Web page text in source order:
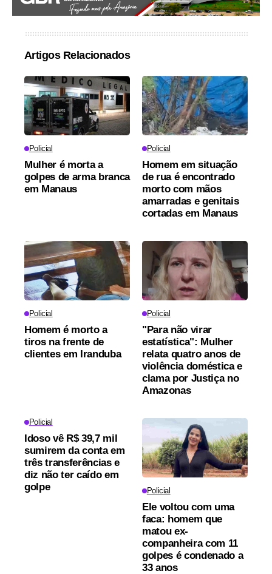
Artigos Relacionados
Policial
Mulher é morta a
golpes de arma branca
em Manaus
Policial
Homem em situação
de rua é encontrado
morto com mãos
amarradas e genitais
cortadas em Manaus
Policial
Homem é morto a
tiros na frente de
clientes em Iranduba
Policial
"Para não virar
estatística": Mulher
relata quatro anos de
violência doméstica e
clama por Justiça no
Amazonas
Policial
Idoso vê R$ 39,7 mil
sumirem da conta em
três transferências e
diz não ter caído em
golpe
Policial
Ele voltou com uma
faca: homem que
matou ex-
companheira com 11
golpes é condenado a
33 anos